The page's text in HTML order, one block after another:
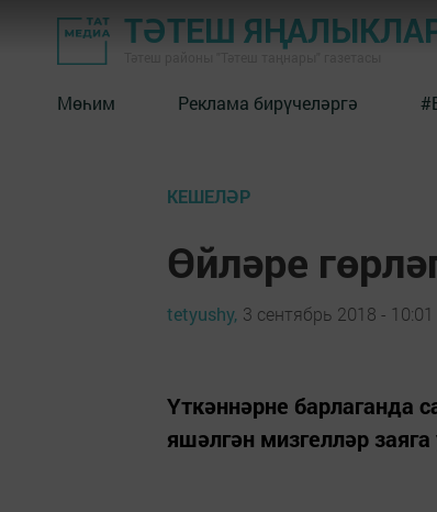
ТӘТЕШ
Мөһим Реклама бирүчеләргә
КЕШЕЛӘР
Өйләре
tetyushy, 3 сентябрь 2018 - 10:01
Үткәннәрне барлаганда
яшәлгән мизгелләр заяга